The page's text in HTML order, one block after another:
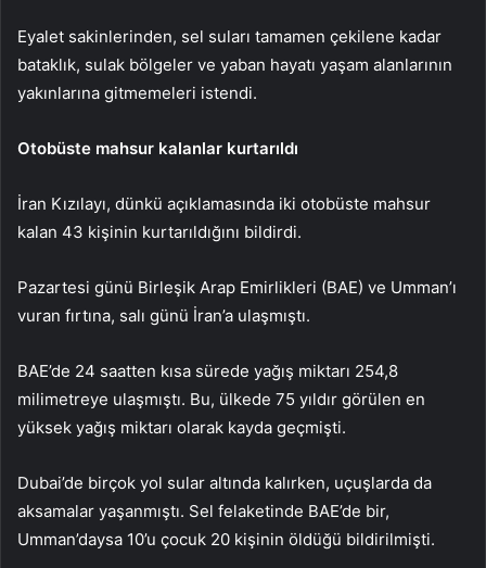
Eyalet sakinlerinden, sel suları tamamen çekilene kadar
bataklık, sulak bölgeler ve yaban hayatı yaşam alanlarının
yakınlarına gitmemeleri istendi.
Otobüste mahsur kalanlar kurtarıldı
İran Kızılayı, dünkü açıklamasında iki otobüste mahsur
kalan 43 kişinin kurtarıldığını bildirdi.
Pazartesi günü Birleşik Arap Emirlikleri (BAE) ve Umman’ı
vuran fırtına, salı günü İran’a ulaşmıştı.
BAE’de 24 saatten kısa sürede yağış miktarı 254,8
milimetreye ulaşmıştı. Bu, ülkede 75 yıldır görülen en
yüksek yağış miktarı olarak kayda geçmişti.
Dubai’de birçok yol sular altında kalırken, uçuşlarda da
aksamalar yaşanmıştı. Sel felaketinde BAE’de bir,
Umman’daysa 10’u çocuk 20 kişinin öldüğü bildirilmişti.